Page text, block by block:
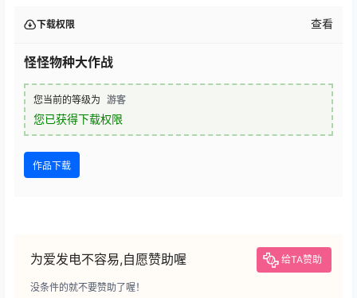
下载权限 查看
怪怪物种大作战
您当前的等级为 游客
您已获得下载权限
作品下载
为爱发电不容易,自愿赞助喔 给TA赞助
没条件的就不要赞助了喔！